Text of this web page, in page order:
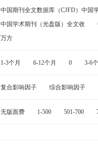
中国期刊全文数据库（CJFD）中国
中国学术期刊（光盘版）全文收
万方
1-3个月 6-12个月 0 3-6
复合影响因子 综合影响因子
无版面费 1-500 501-700